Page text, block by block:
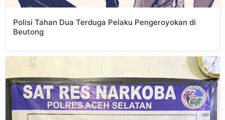
Polisi Tahan Dua Terduga Pelaku Pengeroyokan di
Beutong